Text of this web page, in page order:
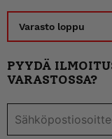
Varasto loppu
PYYDÄ
VARASTOSSA?